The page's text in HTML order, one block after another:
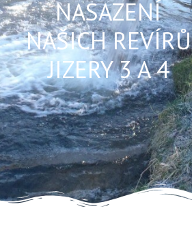
NASAZENÍ
NAŠICH REVÍRŮ
JIZERY 3 A 4